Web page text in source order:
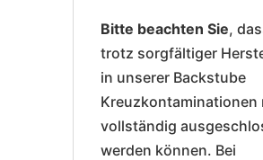
Bitte beachten Sie,
trotz sorgfältiger
in unserer Backstube
Kreuzkontaminationen
vollständig
werden können. Bei